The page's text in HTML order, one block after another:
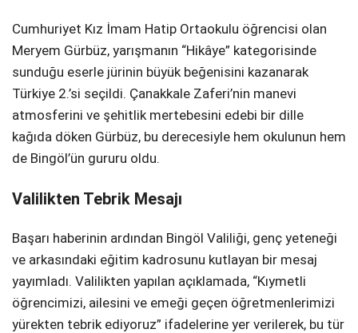
Cumhuriyet Kız İmam Hatip Ortaokulu öğrencisi olan
Meryem Gürbüz, yarışmanın “Hikâye” kategorisinde
sunduğu eserle jürinin büyük beğenisini kazanarak
Türkiye 2.’si seçildi. Çanakkale Zaferi’nin manevi
atmosferini ve şehitlik mertebesini edebi bir dille
kağıda döken Gürbüz, bu derecesiyle hem okulunun hem
de Bingöl’ün gururu oldu.
Valilikten Tebrik Mesajı
Başarı haberinin ardından Bingöl Valiliği, genç yeteneği
ve arkasındaki eğitim kadrosunu kutlayan bir mesaj
yayımladı. Valilikten yapılan açıklamada, “Kıymetli
öğrencimizi, ailesini ve emeği geçen öğretmenlerimizi
yürekten tebrik ediyoruz” ifadelerine yer verilerek, bu tür